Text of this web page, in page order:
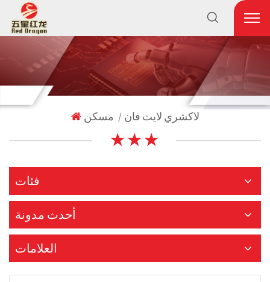
مسكن | لاكشري لايت فان
★ ★ ★
فئات
أحدث مدونة
العلامات